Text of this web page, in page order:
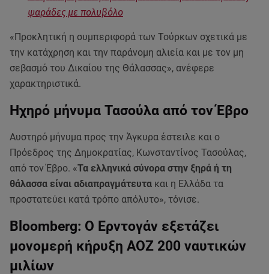
ψαράδες με πολυβόλο
«Προκλητική η συμπεριφορά των Τούρκων σχετικά με
την κατάχρηση και την παράνομη αλιεία και με τον μη
σεβασμό του Δικαίου της Θάλασσας», ανέφερε
χαρακτηριστικά.
Ηχηρό μήνυμα Τασούλα από τον Έβρο
Αυστηρό μήνυμα προς την Άγκυρα έστειλε και ο
Πρόεδρος της Δημοκρατίας, Κωνσταντίνος Τασούλας,
από τον Έβρο. «Τα ελληνικά σύνορα στην ξηρά ή τη
θάλασσα είναι αδιαπραγμάτευτα και η Ελλάδα τα
προστατεύει κατά τρόπο απόλυτο», τόνισε.
Bloomberg: Ο Ερντογάν εξετάζει
μονομερή κήρυξη ΑΟΖ 200 ναυτικών
μιλίων